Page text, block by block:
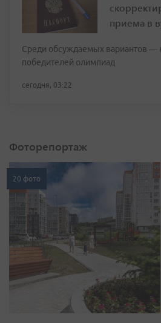
приема в
Среди обсуждаемых вариантов —
победителей олимпиад
сегодня, 03:22
Фоторепортаж
20 фото